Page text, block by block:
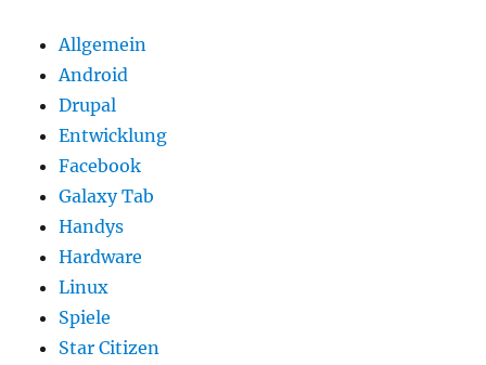
Allgemein
Android
Drupal
Entwicklung
Facebook
Galaxy Tab
Handys
Hardware
Linux
Spiele
Star Citizen